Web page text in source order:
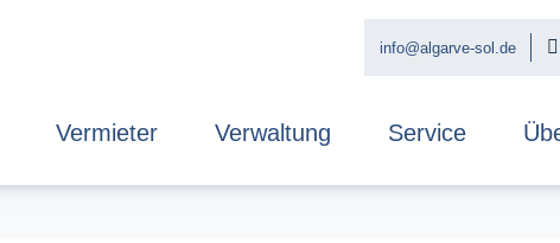
info@algarve-sol.de
Vermieter Verwaltung Service